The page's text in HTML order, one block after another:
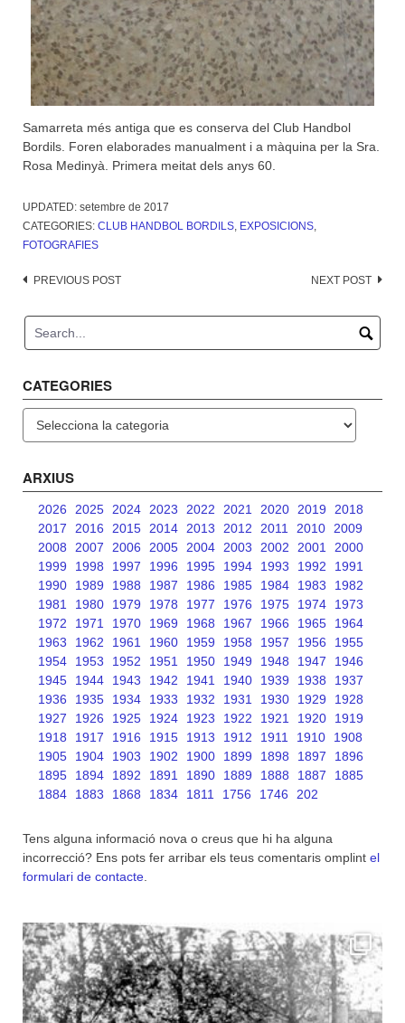
Samarreta més antiga que es conserva del Club Handbol
Bordils. Foren elaborades manualment i a màquina per la Sra.
Rosa Medinyà. Primera meitat dels anys 60.
UPDATED: setembre de 2017
CATEGORIES: CLUB HANDBOL BORDILS, EXPOSICIONS,
FOTOGRAFIES
Post
PREVIOUS POST NEXT POST
CATEGORIES
ARXIUS
2026 2025 2024 2023 2022 2021 2020 2019
2018
2017
2016 2015 2014 2013 2012 2011 2010
2009
2008
2007 2006 2005 2004 2003 2002 2001
2000
1999
1998 1997 1996 1995 1994 1993 1992
1991
1990
1989 1988 1987 1986 1985 1984 1983
1982
1981
1980 1979 1978 1977 1976 1975 1974
1973
1972
1971 1970 1969 1968 1967 1966 1965
1964
1963
1962 1961 1960 1959 1958 1957 1956
1955
1954
1953 1952 1951 1950 1949 1948 1947
1946
1945
1944 1943 1942 1941 1940 1939 1938
1937
1936
1935 1934 1933 1932 1931 1930 1929
1928
1927
1926 1925 1924 1923 1922 1921 1920
1919
1918
1917 1916 1915 1913 1912 1911 1910
1908
1905
1904 1903 1902 1900 1899 1898 1897
1896
1895
1894 1892 1891 1890 1889 1888 1887
1885
1884
1883 1868 1834 1811 1756 1746 202
Tens alguna informació nova o creus que hi ha alguna
incorrecció? Ens pots fer arribar els teus comentaris omplint el
formulari de contacte